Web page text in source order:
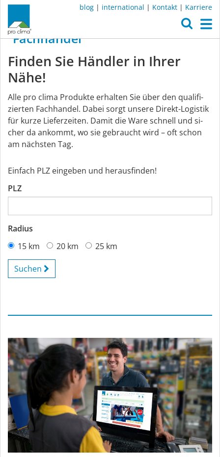
blog | international | Kontakt | Karriere
Fachhandel
Fachhandel
Finden Sie Händler in Ihrer
Nähe!
Al­le pro cli­ma Pro­duk­te er­hal­ten Sie über den qua­li­fi­
zier­ten Fach­han­del. Da­bei sorgt un­se­re Di­rekt-Lo­gis­tik
für kur­ze Lie­fer­zei­ten. Da­mit die Wa­re schnell und si­
cher da an­kommt, wo sie ge­braucht wird – oft schon
am nächs­ten Tag.
Einfach PLZ eingeben und herausfinden!
PLZ
Radius
15 km
20 km 25 km
Suchen